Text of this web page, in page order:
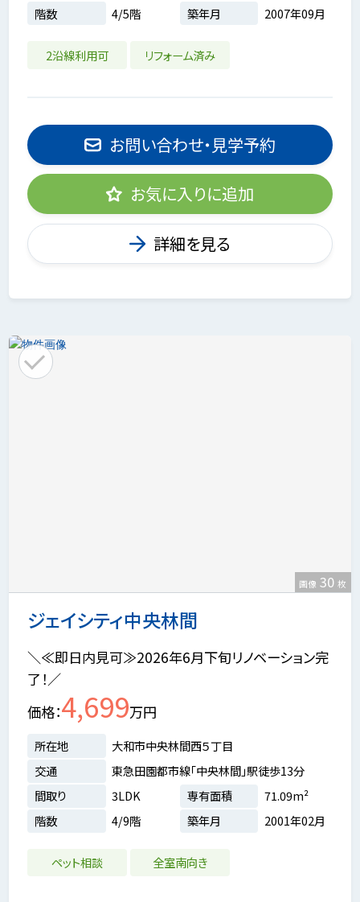
階数
4/5階 築年月 2007年09月
2沿線利用可 リフォーム済み
お問い合わせ・見学予約
お気に入りに追加
詳細を見る
ジェイシティ中央林間
画像 30 枚
＼≪即日内見可≫2026年6月下旬リノベーション完
了！／
価格 4,699万円
所在地
大和市中央林間西５丁目
交通
東急田園都市線「中央林間」駅徒歩13分
間取り
3LDK 専有面積
71.09m²
階数
4/9階 築年月 2001年02月
ペット相談 全室南向き